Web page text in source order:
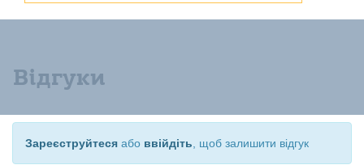
Відгуки
Зареєструйтеся або ввійдіть , щоб залишити відгук